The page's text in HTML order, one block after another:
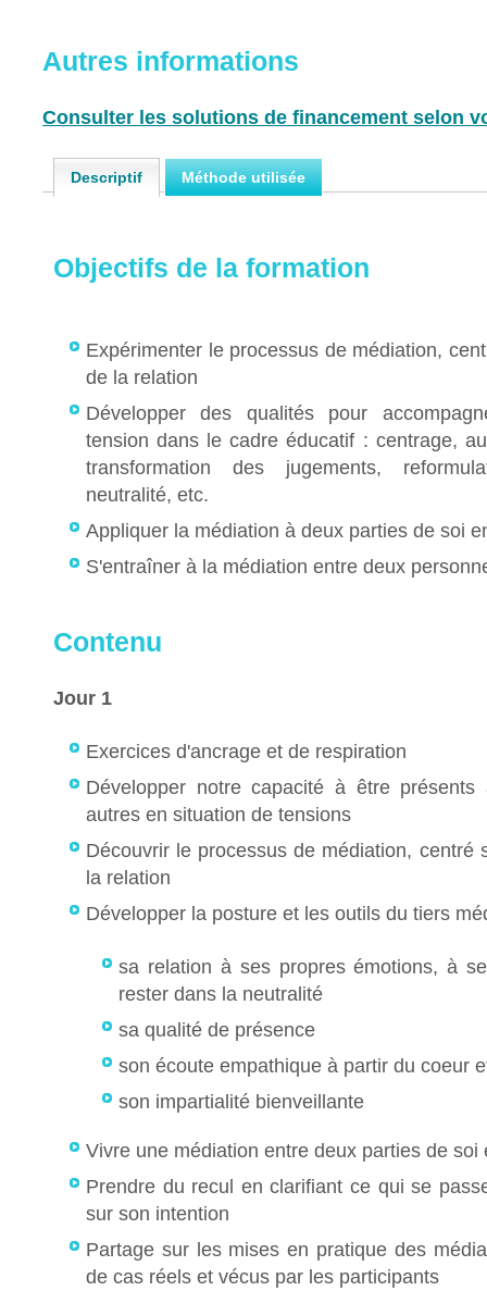
Autres informations
Consulter les solutions de financement selon
Descriptif Méthode utilisée
Objectifs de la formation
Expérimenter le processus de médiation,
de la relation
Développer des qualités pour
tension dans le cadre éducatif : centrage,
transformation des jugements,
neutralité, etc.
Appliquer la médiation à deux parties de soi
S'entraîner à la médiation entre deux
Contenu
Jour 1
Exercices d'ancrage et de respiration
Développer notre capacité à être
autres en situation de tensions
Découvrir le processus de médiation, centré
la relation
Développer la posture et les outils du tiers
sa relation à ses propres émotions, à
rester dans la neutralité
sa qualité de présence
son écoute empathique à partir du coeur
son impartialité bienveillante
Vivre une médiation entre deux parties de soi
Prendre du recul en clarifiant ce qui se
sur son intention
Partage sur les mises en pratique des
de cas réels et vécus par les participants